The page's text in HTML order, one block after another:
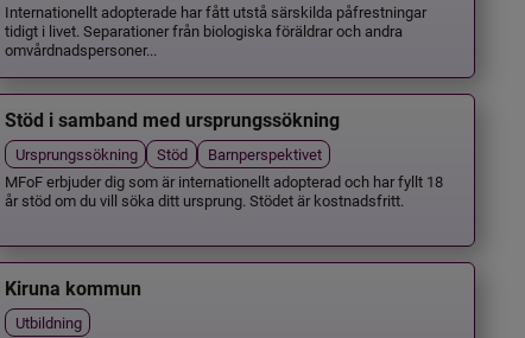
Internationellt adopterade har fått utstå särskilda påfrestningar
tidigt i livet. Separationer från biologiska föräldrar och andra
omvårdnadspersoner...
Stöd i samband med ursprungssökning
Ursprungssökning Stöd
Barnperspektivet
MFoF erbjuder dig som är internationellt adopterad och har fyllt 18
år stöd om du vill söka ditt ursprung. Stödet är kostnadsfritt.
Kiruna kommun
Utbildning